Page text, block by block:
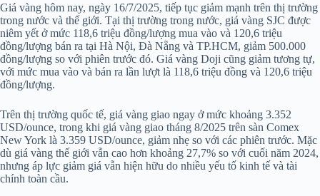
Giá vàng hôm nay, ngày 16/7/2025, tiếp tục giảm mạnh trên thị trường
trong nước và thế giới. Tại thị trường trong nước, giá vàng SJC được
niêm yết ở mức 118,6 triệu đồng/lượng mua vào và 120,6 triệu
đồng/lượng bán ra tại Hà Nội, Đà Nẵng và TP.HCM, giảm 500.000
đồng/lượng so với phiên trước đó. Giá vàng Doji cũng giảm tương tự,
với mức mua vào và bán ra lần lượt là 118,6 triệu đồng và 120,6 triệu
đồng/lượng.
Trên thị trường quốc tế, giá vàng giao ngay ở mức khoảng 3.352
USD/ounce, trong khi giá vàng giao tháng 8/2025 trên sàn Comex
New York là 3.359 USD/ounce, giảm nhẹ so với các phiên trước. Mặc
dù giá vàng thế giới vẫn cao hơn khoảng 27,7% so với cuối năm 2024,
nhưng áp lực giảm giá vẫn hiện hữu do nhiều yếu tố kinh tế và tài
chính toàn cầu.